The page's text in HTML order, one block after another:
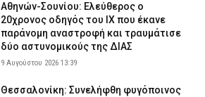
Αθηνών-Σουνίου: Ελεύθερος ο
20χρονος οδηγός του ΙΧ που έκανε
παράνομη αναστροφή και τραυμάτισε
δύο αστυνομικούς της ΔΙΑΣ
9 Αυγούστου 2026 13:39
Θεσσαλονίκη: Συνελήφθη φυγόποινος